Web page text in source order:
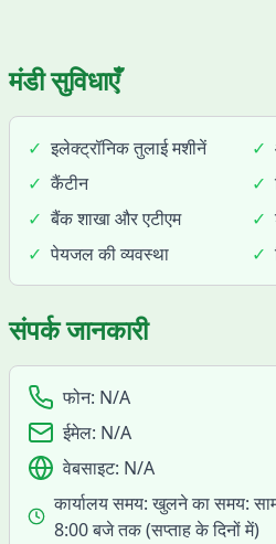
मंडी सुविधाएँ
✓ इलेक्ट्रॉनिक तुलाई मशीनें ✓
✓ कैंटीन ✓
✓ बैंक शाखा और एटीएम ✓
✓ पेयजल की व्यवस्था ✓
संपर्क जानकारी
फोन: N/A
ईमेल: N/A
वेबसाइट: N/A
कार्यालय समय:खुलने का समय:
8:00 बजे तक (सप्ताह के दिनों में)